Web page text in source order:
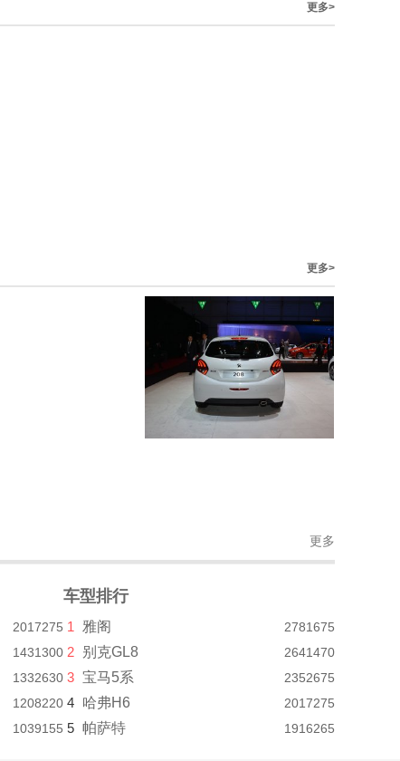
更多>
更多>
更多
2017275
1431300
1332630
1208220
1039155
车型排行
1 雅阁 2781675
2 别克GL8 2641470
3 宝马5系 2352675
4 哈弗H6 2017275
5 帕萨特 1916265